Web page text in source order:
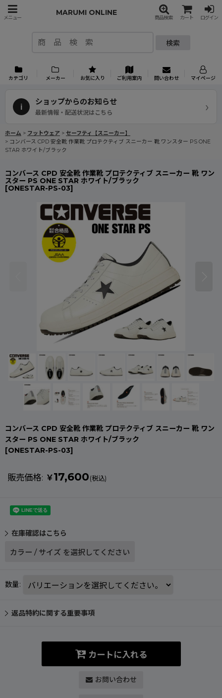
メニュー
MARUMI ONLINE
商品検索 カート ログイン
検索
カテゴリ メーカー お気に入り ご利用案内 問い合わせ マイページ
i
ショップからのお知らせ
最新情報・配送状況はこちら ›
ホーム > フットウェア > セーフティ【スニーカー】
> コンバース CPD 安全靴 作業靴 プロテクティブ スニーカー 靴 ワンスター PS ONE
STAR ホワイト/ブラック
コンバース CPD 安全靴 作業靴 プロテクティブ スニーカー 靴 ワン
スター PS ONE STAR ホワイト/ブラック
[ONESTAR-PS-03]
コンバース CPD 安全靴 作業靴 プロテクティブ スニーカー 靴 ワン
スター PS ONE STAR ホワイト/ブラック
[ONESTAR-PS-03]
販売価格: ￥17,600(税込)
在庫確認はこちら
カラー / サイズ を選択してください
数量:
返品特約に関する重要事項
カートに入れる
お問い合わせ